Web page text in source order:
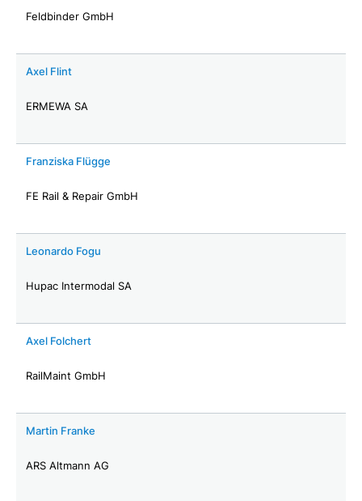
Feldbinder GmbH
Axel Flint
ERMEWA SA
Franziska Flügge
FE Rail & Repair GmbH
Leonardo Fogu
Hupac Intermodal SA
Axel Folchert
RailMaint GmbH
Martin Franke
ARS Altmann AG